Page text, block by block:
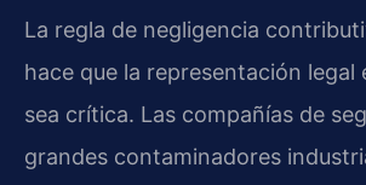
La regla de negligencia
hace que la representación legal
sea crítica. Las compañías de
grandes contaminadores